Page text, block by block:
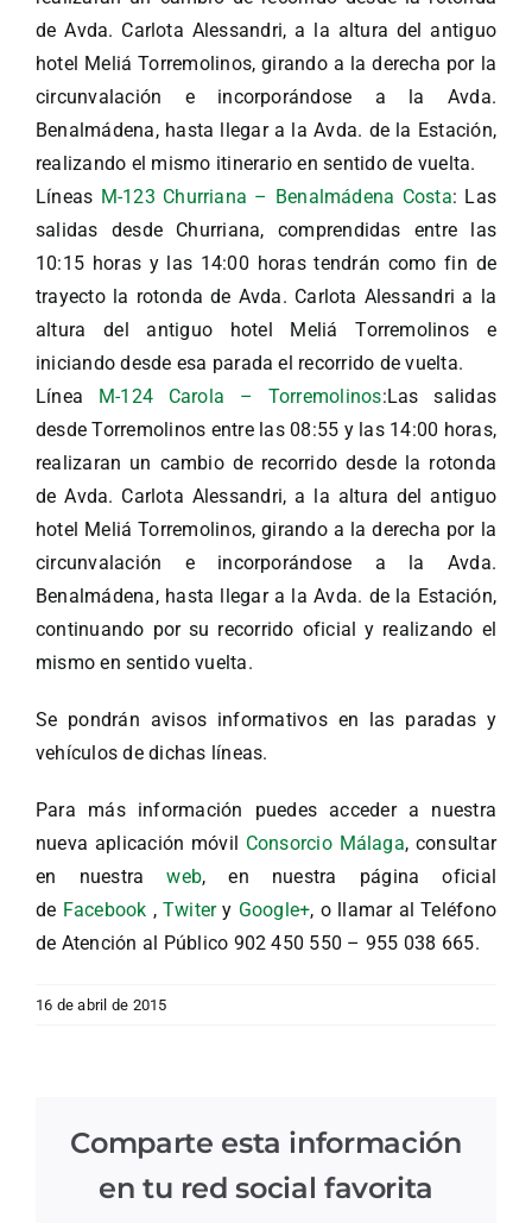
de Avda. Carlota Alessandri, a la altura del antiguo
hotel Meliá Torremolinos, girando a la derecha por la
circunvalación e incorporándose a la Avda.
Benalmádena, hasta llegar a la Avda. de la Estación,
realizando el mismo itinerario en sentido de vuelta.
Líneas M-123 Churriana – Benalmádena Costa: Las
salidas desde Churriana, comprendidas entre las
10:15 horas y las 14:00 horas tendrán como fin de
trayecto la rotonda de Avda. Carlota Alessandri a la
altura del antiguo hotel Meliá Torremolinos e
iniciando desde esa parada el recorrido de vuelta.
Línea M-124 Carola – Torremolinos:Las salidas
desde Torremolinos entre las 08:55 y las 14:00 horas,
realizaran un cambio de recorrido desde la rotonda
de Avda. Carlota Alessandri, a la altura del antiguo
hotel Meliá Torremolinos, girando a la derecha por la
circunvalación e incorporándose a la Avda.
Benalmádena, hasta llegar a la Avda. de la Estación,
continuando por su recorrido oficial y realizando el
mismo en sentido vuelta.
Se pondrán avisos informativos en las paradas y
vehículos de dichas líneas.
Para más información puedes acceder a nuestra
nueva aplicación móvil Consorcio Málaga, consultar
en nuestraweb, en nuestra página oficial
de Facebook , Twitery Google+, o llamar al Teléfono
de Atención al Público 902 450 550 – 955 038 665.
16 de abril de 2015
Comparte esta información
en tu red social favorita